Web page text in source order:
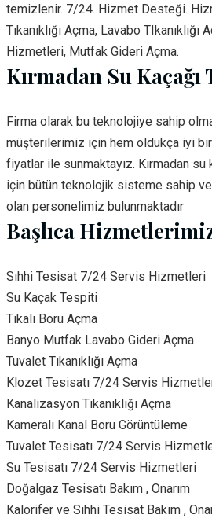
temizlenir. 7/24. Hizmet Desteği.
Tıkanıklığı Açma, Lavabo
Hizmetleri, Mutfak Gideri Açma.
Kırmadan Su Kaçağı
Firma olarak bu teknolojiye sahip
müşterilerimiz için hem oldukça iyi
fiyatlar ile sunmaktayız. Kırmadan
için bütün teknolojik sisteme sahip
olan personelimiz bulunmaktadır
Başlıca
Sıhhi Tesisat 7/24 Servis Hizmetleri
Su Kaçak Tespiti
Tıkalı Boru Açma
Banyo Mutfak Lavabo Gideri Açma
Tuvalet Tıkanıklığı Açma
Klozet Tesisatı 7/24 Servis
Kanalizasyon Tıkanıklığı Açma
Kameralı Kanal Boru Görüntüleme
Tuvalet Tesisatı 7/24 Servis
Su Tesisatı 7/24 Servis Hizmetleri
Doğalgaz Tesisatı Bakım , Onarım
Kalorifer ve Sıhhi Tesisat Bakım ,